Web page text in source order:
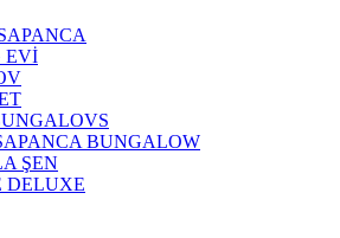
EVİ
BUNGALOW
ŞEN
DELUXE